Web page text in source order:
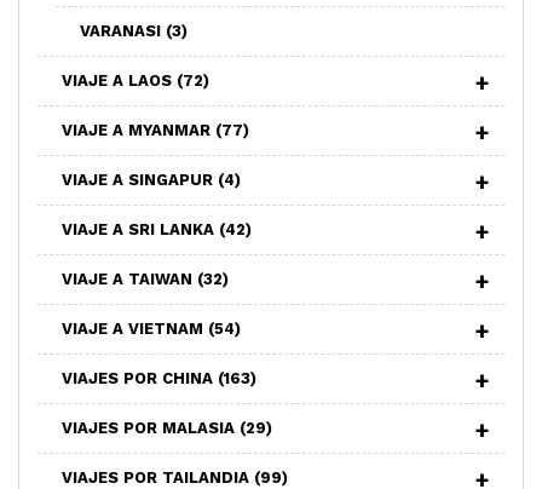
VARANASI (3)
VIAJE A LAOS (72)
VIAJE A MYANMAR (77)
VIAJE A SINGAPUR (4)
VIAJE A SRI LANKA (42)
VIAJE A TAIWAN (32)
VIAJE A VIETNAM (54)
VIAJES POR CHINA (163)
VIAJES POR MALASIA (29)
VIAJES POR TAILANDIA (99)